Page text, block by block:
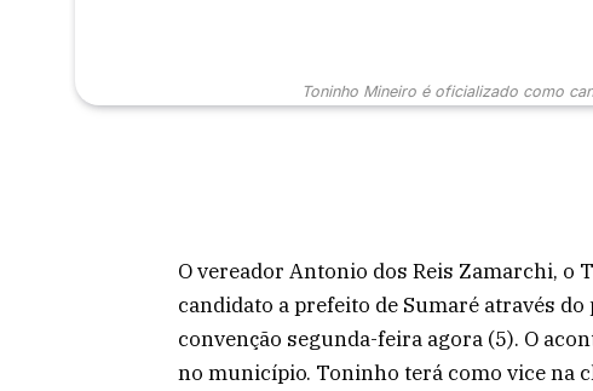
Toninho Mineiro é oficializado como
O vereador Antonio dos Reis Zamarchi,
candidato a prefeito de Sumaré através
convenção segunda-feira agora (5). O
no município. Toninho terá como vice na